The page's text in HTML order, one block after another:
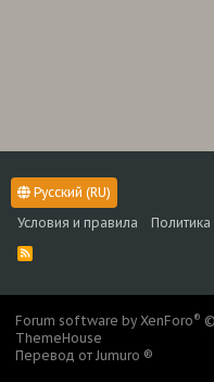
Русский (RU)
Условия и правила
R
S
Forum software by XenForo®
ThemeHouse
Перевод от Jumuro ®